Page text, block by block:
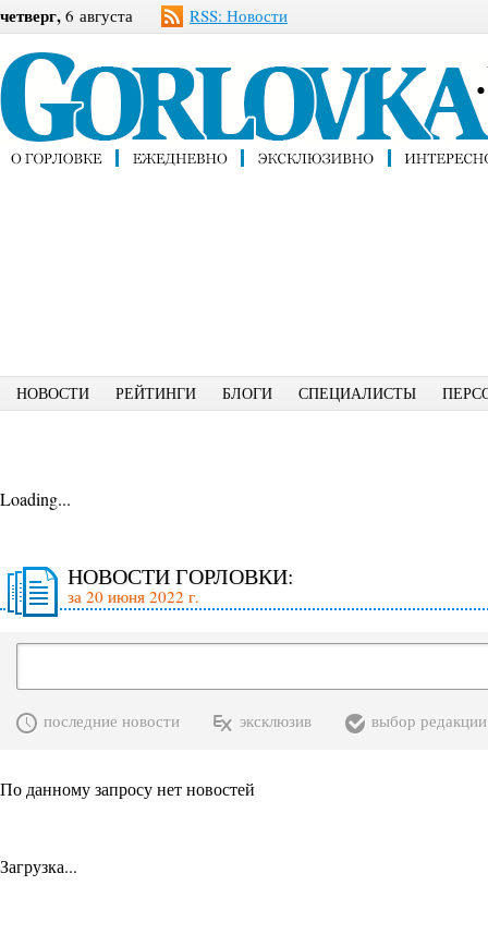
четверг, 6 августа RSS: Новости
НОВОСТИ РЕЙТИНГИ БЛОГИ СПЕЦИАЛИСТЫ
Loading...
НОВОСТИ ГОРЛОВКИ:
за 20 июня 2022 г.
последние новости эксклюзив выбор редакции
По данному запросу нет новостей
Загрузка...